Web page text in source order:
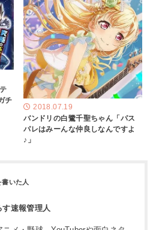
チ
2018.07.19
バンドリの白鷺千聖ちゃん「パス
パレはみーんな仲良しなんですよ
♪」
す速報管理人